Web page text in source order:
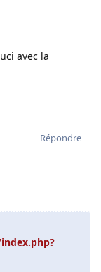
avec la
Répondre